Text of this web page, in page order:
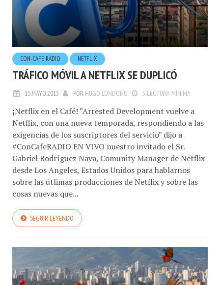
CON-CAFE RADIO NETFLIX
TRÁFICO MÓVIL A NETFLIX SE DUPLICÓ
Netflix, con una nueva temporada, respondiendo a las
exigencias de los suscriptores del servicio” dijo a
#ConCafeRADIO EN VIVO nuestro invitado el Sr.
Gabriel Rodríguez Nava, Comunity Manager de Netflix
desde Los Angeles, Estados Unidos para hablarnos
sobre las útlimas producciones de Netflix y sobre las
cosas nuevas que...
SEGUIR LEYENDO